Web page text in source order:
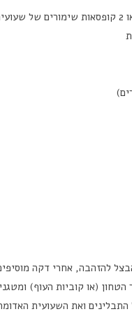
להזהבה, אחרי דקה
(או קוביות העוף)
ואת השעועית